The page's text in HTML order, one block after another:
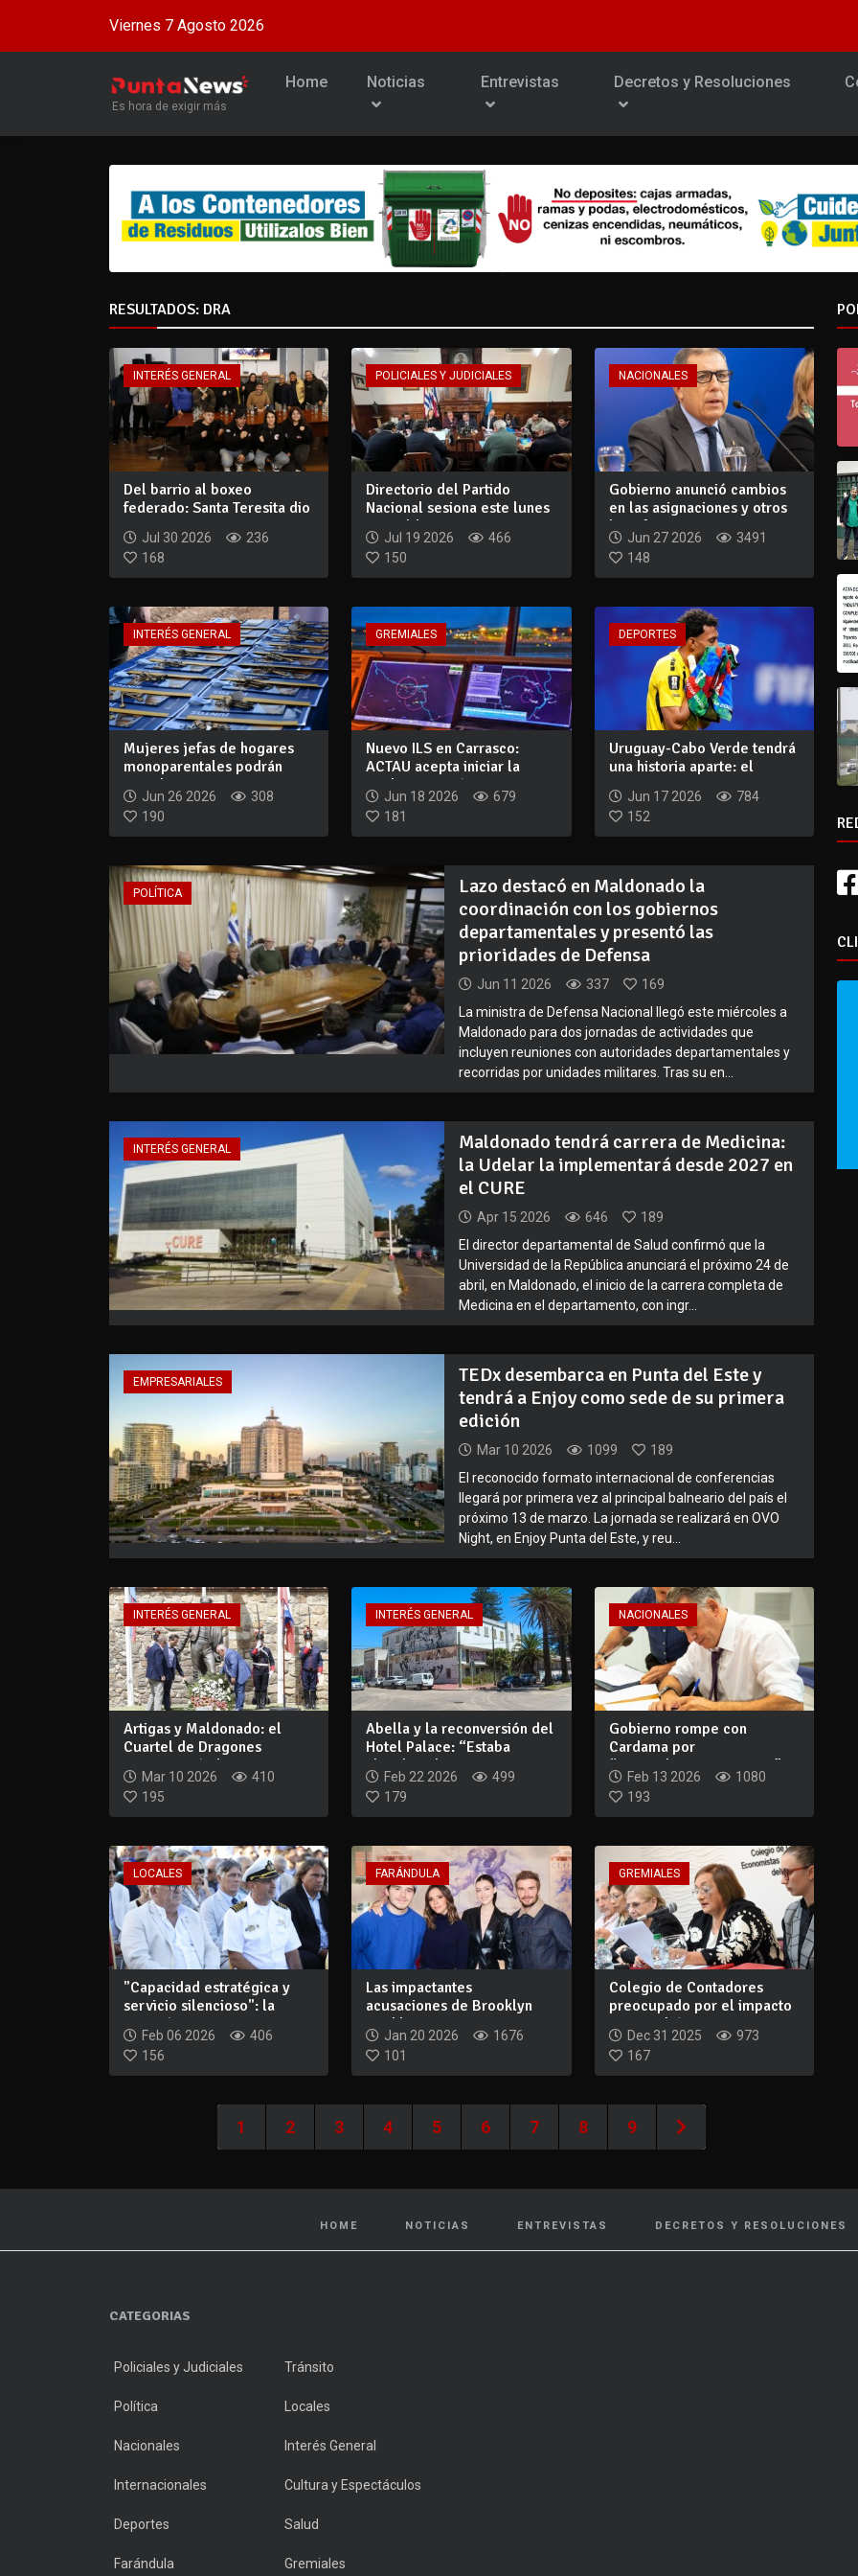
Viernes 7 Agosto 2026
Es hora de exigir más
Home Noticias Entrevistas Decretos y Resoluciones
RESULTADOS: DRA
INTERÉS GENERAL
Del barrio al boxeo
federado: Santa Teresita dio
Jul 30 2026
236
168
POLICIALES Y JUDICIALES
Directorio del Partido
Nacional sesiona este lunes
en Maldon...
Jul 19 2026
466
150
NACIONALES
Gobierno anunció cambios
en las asignaciones y otros
benefic...
Jun 27 2026
3491
148
INTERÉS GENERAL
Mujeres jefas de hogares
monoparentales podrán
acceder a un...
Jun 26 2026
308
190
GREMIALES
Nuevo ILS en Carrasco:
ACTAU acepta iniciar la
implementació...
Jun 18 2026
679
181
DEPORTES
Uruguay-Cabo Verde tendrá
una historia aparte: el
Jun 17 2026
784
152
POLÍTICA
Lazo destacó en Maldonado la
coordinación con los gobiernos
departamentales y presentó las
prioridades de Defensa
Jun 11 2026 337
169
La ministra de Defensa Nacional llegó este miércoles a
Maldonado para dos jornadas de actividades que
incluyen reuniones con autoridades departamentales y
recorridas por unidades militares. Tras su en...
INTERÉS GENERAL
Maldonado tendrá carrera de Medicina:
la Udelar la implementará desde 2027 en
el CURE
Apr 15 2026 646
189
El director departamental de Salud confirmó que la
Universidad de la República anunciará el próximo 24 de
abril, en Maldonado, el inicio de la carrera completa de
Medicina en el departamento, con ingr...
EMPRESARIALES
TEDx desembarca en Punta del Este y
tendrá a Enjoy como sede de su primera
edición
Mar 10 2026 1099
189
El reconocido formato internacional de conferencias
llegará por primera vez al principal balneario del país el
próximo 13 de marzo. La jornada se realizará en OVO
Night, en Enjoy Punta del Este, y reu...
INTERÉS GENERAL
Artigas y Maldonado: el
Cuartel de Dragones
conmemoró el ini...
Mar 10 2026
410
195
INTERÉS GENERAL
Abella y la reconversión del
Hotel Palace: “Estaba
abandonad...
Feb 22 2026
499
179
NACIONALES
Gobierno rompe con
Cardama por
“incumplimientos graves” y
va...Feb 13 2026
1080
193
LOCALES
"Capacidad estratégica y
servicio silencioso": la
Aviación N...
Feb 06 2026
406
156
FARÁNDULA
Las impactantes
acusaciones de Brooklyn
Beckham contra sus p...
Jan 20 2026
1676
101
GREMIALES
Colegio de Contadores
preocupado por el impacto
que tendrá e...
Dec 31 2025
973
167
1 2 3 4 5 6 7 8 9
HOME NOTICIAS ENTREVISTAS DECRETOS Y RESOLUCIONES
CATEGORIAS
Policiales y Judiciales Tránsito
Política Locales
Nacionales Interés General
Internacionales Cultura y Espectáculos
Deportes Salud
Farándula Gremiales